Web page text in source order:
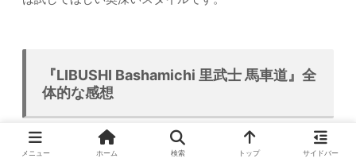
『LIBUSHI Bashamichi 里武士 馬車道』全
体的な感想
全部おいしかったし、アクセスもいい
ですね。いつか長野
メニュー ホーム 検索 トップ サイドバー